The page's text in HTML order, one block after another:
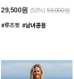
29,500원 (50%) 59,000원